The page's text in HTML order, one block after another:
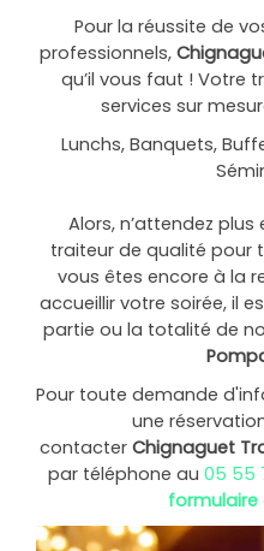
Pour la réussite de
professionnels,
qu’il vous faut ! Votre
services sur
Lunchs, Banquets,
Alors, n’attendez
traiteur de qualité pour
vous êtes encore à la
accueillir votre soirée, il
partie ou la totalité de
Pour toute demande
une
contacter Chignaguet
par téléphone au 05 55